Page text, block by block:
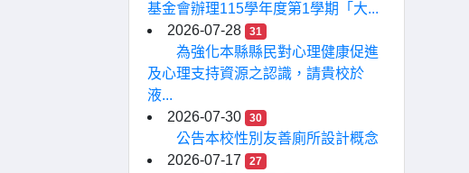
基金會辦理115學年度第1學期「大...
2026-07-28
31
為強化本縣縣民對心理健康促進
及心理支持資源之認識，請貴校於
液...
2026-07-30
30
公告本校性別友善廁所設計概念
2026-07-17
27